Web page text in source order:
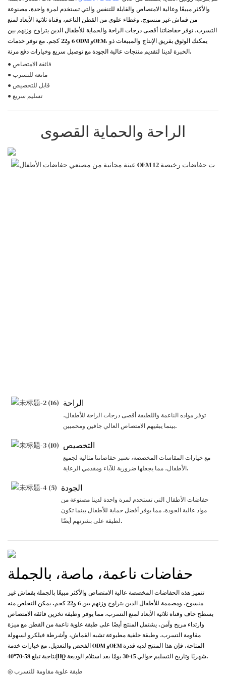
والأكثر مبيعًا وعالية الامتصاص والقابلة للتنفس والتي تستخدم لمرة واحدة. مصنوعة
من قماش غير منسوج، وغطاء علوي من القطن الناعم، وقناة ثلاثية الأبعاد لمنع
التسرب، توفر حفاضاتنا أقصى درجات الراحة والحماية للأطفال الذين يتراوح وزنهم بين
6 و22 كجم. مع توفر خدمات ODM وOEM، يمكنك الوثوق بفريق الإنتاج والمبيعات ذو
الخبرة لدينا لتقديم منتجات عالية الجودة مع توصيل سريع وخيارات دفع مرنة.
● فائقة الامتصاص
● مانعة للتسرب
● قابل للتخصيص
● تسليم سريع
الراحة والحماية القصوى
الراحة
توفر مواده الناعمة واللطيفة أقصى درجات الراحة للأطفال،
بينما يبقيهم الامتصاص العالي جافين ومحميين.
التخصيص
مع خيارات المقاسات المخصصة، تعتبر حفاضاتنا مثالية لجميع
الأطفال، مما يجعلها ضرورية للآباء ومقدمي الرعاية.
الجودة
حفاضات الأطفال التي تستخدم لمرة واحدة لدينا مصنوعة من
مواد عالية الجودة، مما يوفر أفضل حماية للأطفال بينما تكون
لطيفة على بشرتهم أيضًا.
حفاضات ناعمة، ماصة، بالجملة
تتميز هذه الحفاضات المخصصة عالية الامتصاص والأكثر مبيعًا بالجملة بقماش غير
منسوج، ومصممة للأطفال الذين يتراوح وزنهم بين 6 و22 كجم. يمكن التخلص منه
بسطح جاف وقناة ثلاثية الأبعاد لمنع التسرب، مما يوفر وظيفة تخزين فائقة الامتصاص
وارتداء مريح وآمن. يشتمل المنتج أيضًا على طبقة علوية ناعمة من القطن مع ميزة
مقاومة التسرب، وطبقة خلفية مطبوعة تشبه القماش، وأشرطة فيلكرو لسهولة
الفحص والتعديل. مع خيارات خدمة ODM وOEM المتاحة، فإن هذا المنتج لديه قدرة
إنتاجية تبلغ 58-70*40HQ شهريًا وتاريخ التسليم حوالي 15-30 يومًا بعد استلام الوديعة.
◎ طبقة علوية مقاومة للتسرب